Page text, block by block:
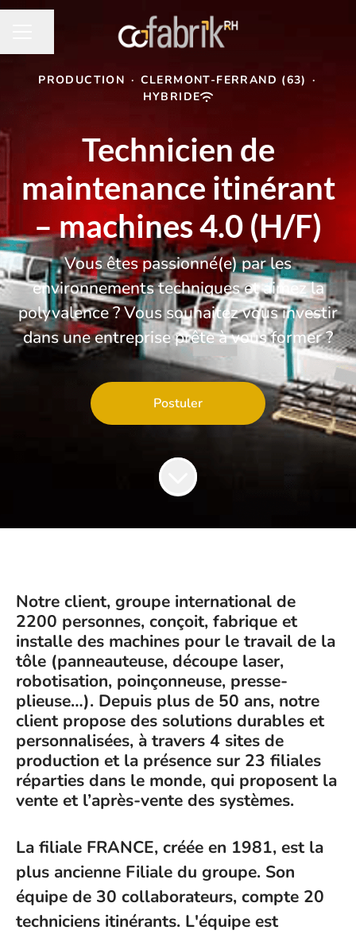
Partager la page
PRODUCTION · CLERMONT-FERRAND (63) ·
HYBRIDE
Technicien de
maintenance itinérant
– machines 4.0 (H/F)
Vous êtes passionné(e) par les
environnements techniques et aimez la
polyvalence ? Vous souhaitez vous investir
dans une entreprise prête à vous former ?
Postuler
Notre client, groupe international de
2200 personnes, conçoit, fabrique et
installe des machines pour le travail de la
tôle (panneauteuse, découpe laser,
robotisation, poinçonneuse, presse-
plieuse…). Depuis plus de 50 ans, notre
client propose des solutions durables et
personnalisées, à travers 4 sites de
production et la présence sur 23 filiales
réparties dans le monde, qui proposent la
vente et l’après-vente des systèmes.
La filiale FRANCE, créée en 1981, est la
plus ancienne Filiale du groupe. Son
équipe de 30 collaborateurs, compte 20
techniciens itinérants. L'équipe est